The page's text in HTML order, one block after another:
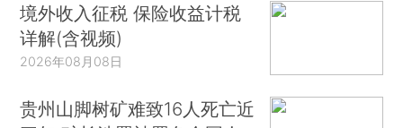
境外收入征税 保险收益计税
详解(含视频)
2026年08月08日
贵州山脚树矿难致16人死亡近